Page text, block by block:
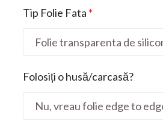
Tip Folie Fata *
Folosiți o husă/carcasă?